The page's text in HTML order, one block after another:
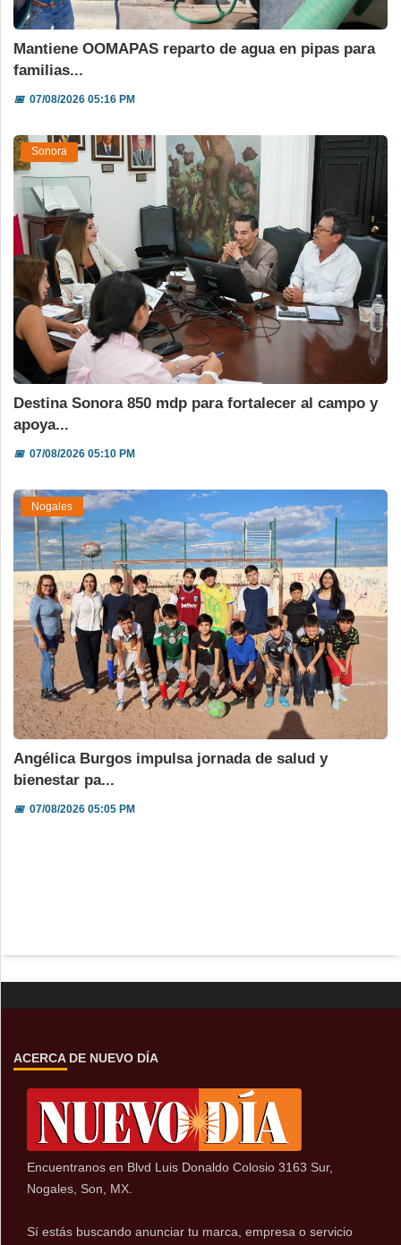
Mantiene OOMAPAS reparto de agua en pipas para
familias...
📅07/08/2026 05:16 PM
Sonora
Destina Sonora 850 mdp para fortalecer al campo y
apoya...
📅07/08/2026 05:10 PM
Nogales
Angélica Burgos impulsa jornada de salud y
bienestar pa...
📅07/08/2026 05:05 PM
ACERCA DE NUEVO DÍA
Encuentranos en Blvd Luis Donaldo Colosio 3163 Sur,
Nogales, Son, MX.
Sí estás buscando anunciar tu marca, empresa o servicio